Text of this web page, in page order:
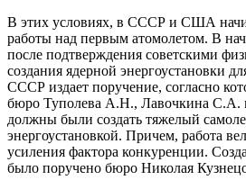
В этих условиях, в СССР и США
работы над первым атомолетом. В
после подтверждения советскими
создания ядерной энергоустановки
СССР издает поручение, согласно
бюро Туполева А.Н., Лавочкина
должны были создать тяжелый
энергоустановкой. Причем, работа
усиления фактора конкуренции.
было поручено бюро Николая